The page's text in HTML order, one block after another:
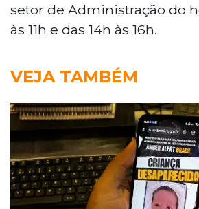
setor de Administração do
às 11h e das 14h às 16h.
VEJA TAMBÉM